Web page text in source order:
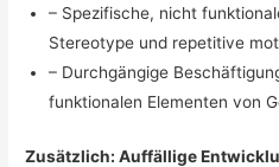
– Spezifische, nicht
Stereotype und repetitive
– Durchgängige
funktionalen Elementen von
Zusätzlich: Auffällige